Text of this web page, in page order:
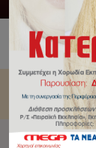
Αρχική Γενική
/
έχετε, αγκαλιάστε